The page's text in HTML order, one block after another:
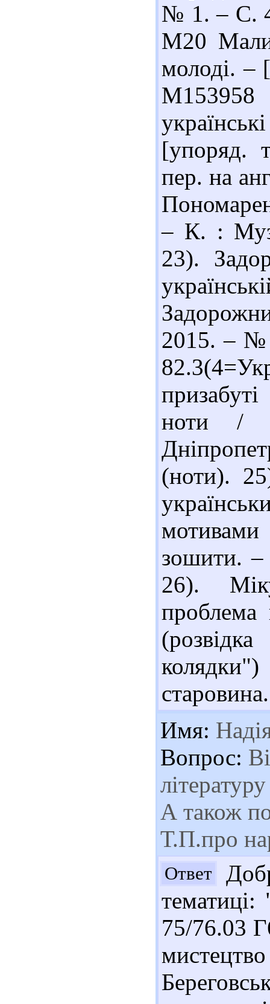
№ 1. – С.
М20
молоді. –
[упоряд.
пер. на
– К. :
23).
2015. – №
ноти /
(ноти).
зошити.
26).
проблема
Имя:
Вопрос:
А також
Т.П.про
Ответ
тематиці:
75/76.03